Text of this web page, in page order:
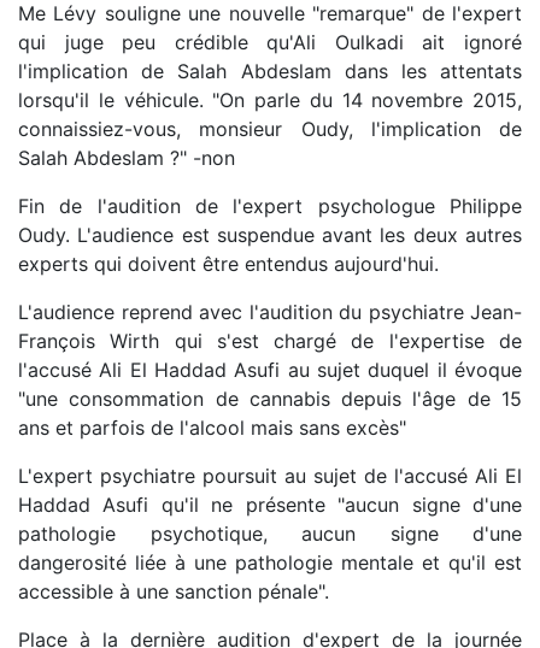
Me Lévy souligne une nouvelle "remarque" de l'expert
qui juge peu crédible qu'Ali Oulkadi ait ignoré
l'implication de Salah Abdeslam dans les attentats
lorsqu'il le véhicule. "On parle du 14 novembre 2015,
connaissiez-vous, monsieur Oudy, l'implication de
Salah Abdeslam ?" -non
Fin de l'audition de l'expert psychologue Philippe
Oudy. L'audience est suspendue avant les deux autres
experts qui doivent être entendus aujourd'hui.
L'audience reprend avec l'audition du psychiatre Jean-
François Wirth qui s'est chargé de l'expertise de
l'accusé Ali El Haddad Asufi au sujet duquel il évoque
"une consommation de cannabis depuis l'âge de 15
ans et parfois de l'alcool mais sans excès"
L'expert psychiatre poursuit au sujet de l'accusé Ali El
Haddad Asufi qu'il ne présente "aucun signe d'une
pathologie psychotique, aucun signe d'une
dangerosité liée à une pathologie mentale et qu'il est
accessible à une sanction pénale".
Place à la dernière audition d'expert de la journée